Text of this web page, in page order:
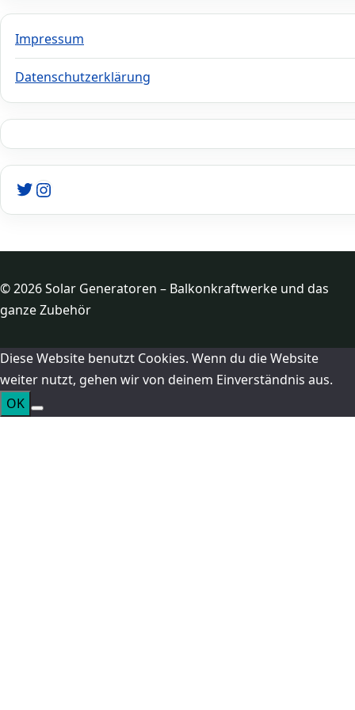
Impressum
Datenschutzerklärung
Twitter
Instagram
© 2026 Solar Generatoren – Balkonkraftwerke und das
ganze Zubehör
Diese Website benutzt Cookies. Wenn du die Website
weiter nutzt, gehen wir von deinem Einverständnis aus.
OK